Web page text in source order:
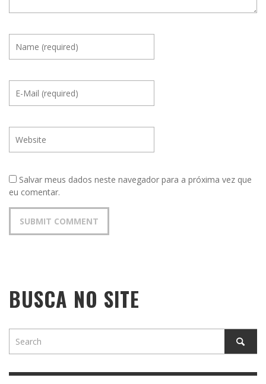
Salvar meus dados neste navegador para a próxima vez que
eu comentar.
BUSCA NO SITE